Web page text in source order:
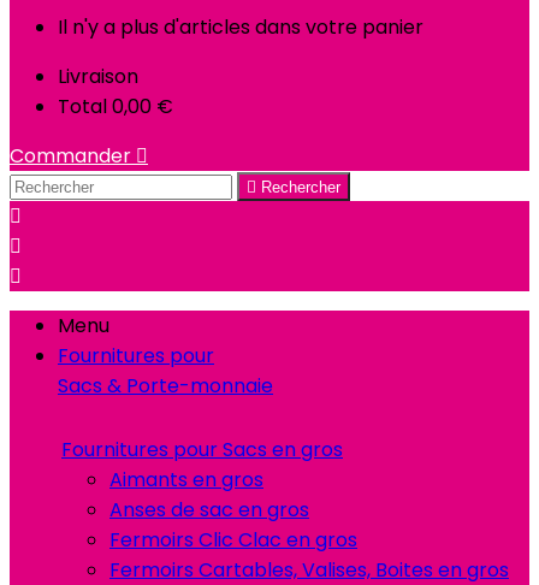
Il n'y a plus d'articles dans votre panier
Livraison
Total0,00 €
Commander 
 Rechercher



Menu
Fournitures pour
Sacs & Porte-monnaie
Fournitures pour Sacs en gros
Aimants en gros
Anses de sac en gros
Fermoirs Clic Clac en gros
Fermoirs Cartables, Valises, Boites en gros